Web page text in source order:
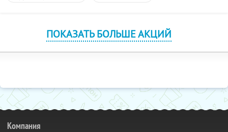
ПОКАЗАТЬ БОЛЬШЕ АКЦИЙ
Компания